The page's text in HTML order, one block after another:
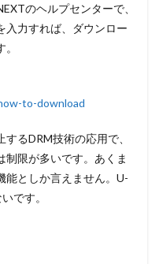
のヘルプセンターで、
入力すれば、ダウンロー
to-download
るDRM技術の応用で、
制限が多いです。あくま
としか言えません。 U-
です。